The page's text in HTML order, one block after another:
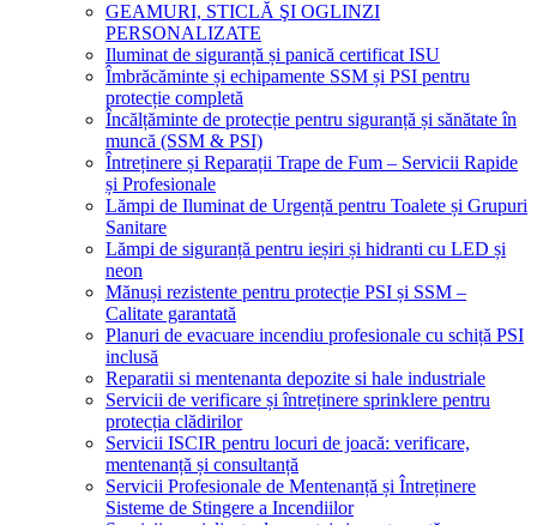
GEAMURI, STICLĂ ŞI OGLINZI
PERSONALIZATE
Iluminat de siguranță și panică certificat ISU
Îmbrăcăminte și echipamente SSM și PSI pentru
protecție completă
Încălțăminte de protecție pentru siguranță și sănătate în
muncă (SSM & PSI)
Întreținere și Reparații Trape de Fum – Servicii Rapide
și Profesionale
Lămpi de Iluminat de Urgență pentru Toalete și Grupuri
Sanitare
Lămpi de siguranță pentru ieșiri și hidranti cu LED și
neon
Mănuși rezistente pentru protecție PSI și SSM –
Calitate garantată
Planuri de evacuare incendiu profesionale cu schiță PSI
inclusă
Reparatii si mentenanta depozite si hale industriale
Servicii de verificare și întreținere sprinklere pentru
protecția clădirilor
Servicii ISCIR pentru locuri de joacă: verificare,
mentenanță și consultanță
Servicii Profesionale de Mentenanță și Întreținere
Sisteme de Stingere a Incendiilor